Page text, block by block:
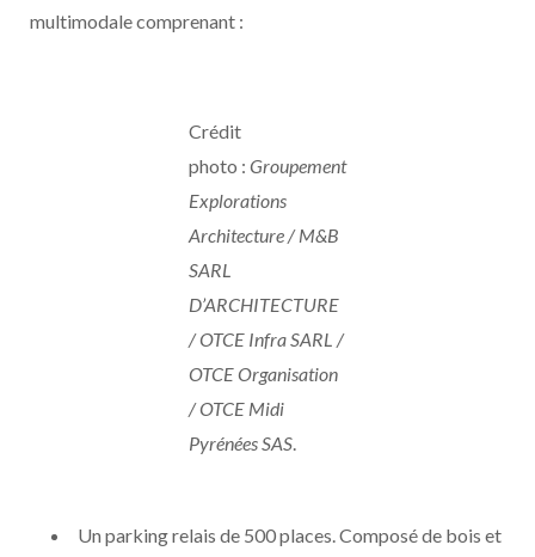
multimodale comprenant :
Crédit
photo : Groupement
Explorations
Architecture / M&B
SARL
D’ARCHITECTURE
/ OTCE Infra SARL /
OTCE Organisation
/ OTCE Midi
Pyrénées SAS.
Un parking relais de 500 places. Composé de bois et